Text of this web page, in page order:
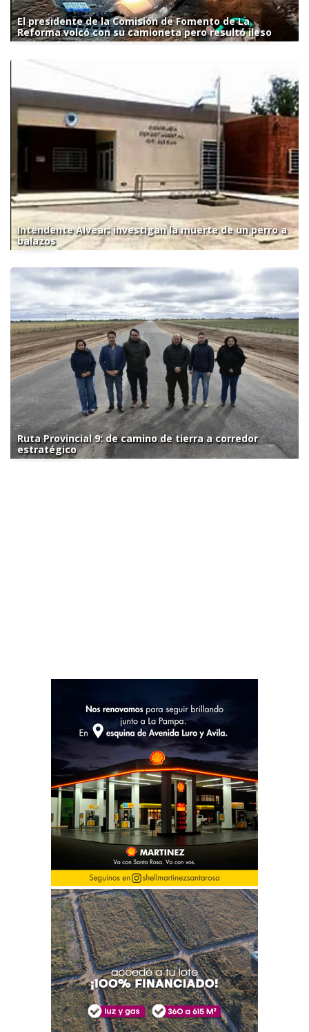
El presidente de la Comisión de Fomento de La
Reforma volcó con su camioneta pero resultó ileso
Intendente Alvear: investigan la muerte de un perro a
balazos
Ruta Provincial 9: de camino de tierra a corredor
estratégico